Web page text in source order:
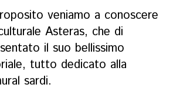
veniamo a conoscere
Asteras, che di
il suo bellissimo
tutto dedicato alla
sardi.